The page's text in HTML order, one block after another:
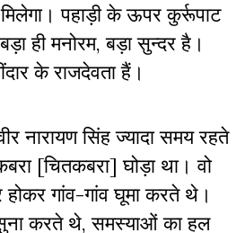
मिलेगा। पहाड़ी के ऊपर कुर्रूपाट
ही मनोरम, बड़ा सुन्दर है।
के राजदेवता हैं।
नारायण सिंह ज्यादा समय रहते
[चितकबरा] घोड़ा था। वो
गांव-गांव घूमा करते थे।
करते थे, समस्याओं का हल